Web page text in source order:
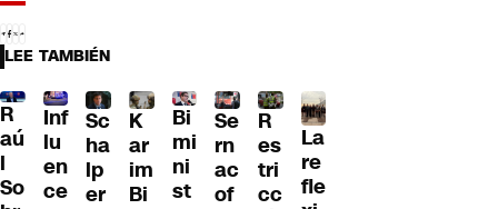
LEE TAMBIÉN
R
aú
l
So
Inf
lu
en
ce
Sc
ha
lp
er
K
ar
im
Bi
Bi
mi
ni
st
Se
rn
ac
of
R
es
tri
cc
La
re
fle